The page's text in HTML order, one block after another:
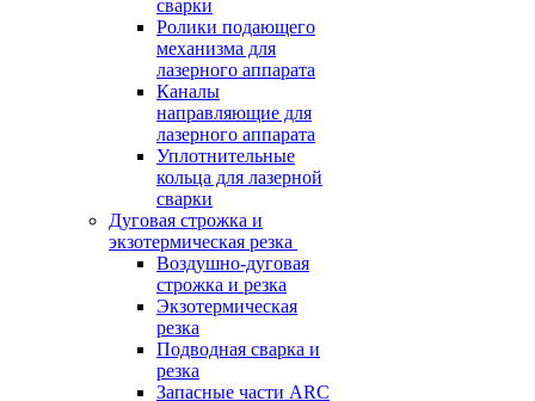
сварки
Ролики подающего
механизма для
лазерного аппарата
Каналы
направляющие для
лазерного аппарата
Уплотнительные
кольца для лазерной
сварки
Дуговая строжка и
экзотермическая резка
Воздушно-дуговая
строжка и резка
Экзотермическая
резка
Подводная сварка и
резка
Запасные части ARC